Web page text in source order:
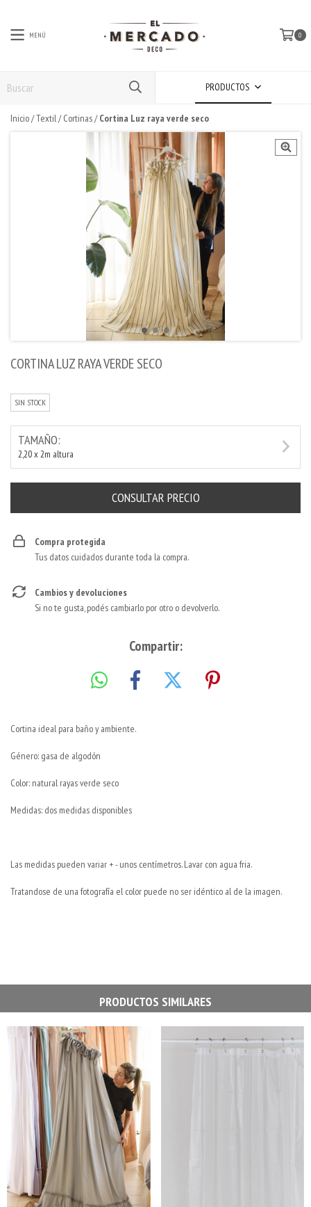
MENÚ 0
PRODUCTOS
Inicio/Textil/ Cortinas/ Cortina Luz raya verde seco
CORTINA LUZ RAYA VERDE SECO
SIN STOCK
TAMAÑO:
2,20 x 2m altura
Compra protegida
Tus datos cuidados durante toda la compra.
Cambios y devoluciones
Si no te gusta, podés cambiarlo por otro o devolverlo.
Compartir:
Cortina ideal para baño y ambiente.
Género: gasa de algodón
Color: natural rayas verde seco
Medidas: dos medidas disponibles
Las medidas pueden variar + - unos centímetros. Lavar con agua fria.
Tratandose de una fotografía el color puede no ser idéntico al de la imagen.
PRODUCTOS SIMILARES